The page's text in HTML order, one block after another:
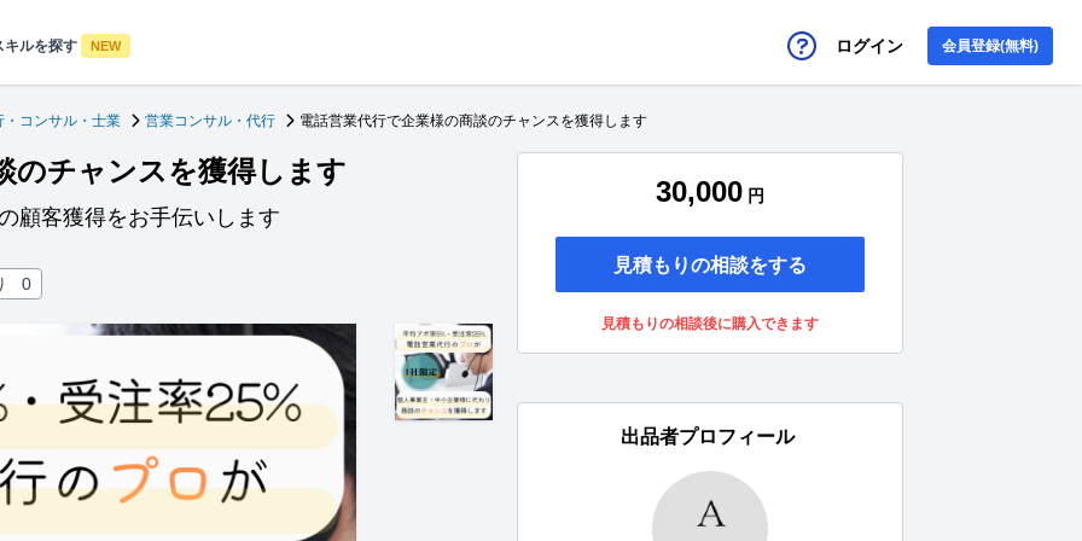
ルを探す NEW ログイン 会員登録(無料)
・コンサル・士業 営業コンサル・代行 電話営業代行で企業様の商談のチャンスを獲得します
のチャンスを獲得します
顧客獲得をお手伝いします
0
30,000 円
見積もりの相談をする
見積もりの相談後に購入できます
出品者プロフィール